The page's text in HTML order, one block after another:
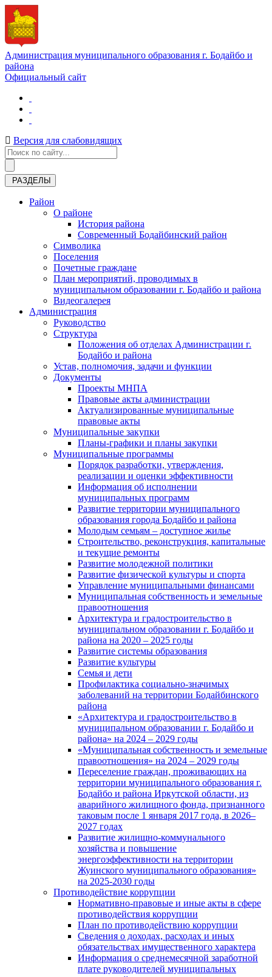
Администрация муниципального образования г. Бодайбо и
района
Официальный сайт
Версия для слабовидящих
РАЗДЕЛЫ
Район
О районе
История района
Современный Бодайбинский район
Символика
Поселения
Почетные граждане
План мероприятий, проводимых в
муниципальном образовании г. Бодайбо и района
Видеогалерея
Администрация
Руководство
Структура
Положения об отделах Администрации г.
Бодайбо и района
Устав, полномочия, задачи и функции
Документы
Проекты МНПА
Правовые акты администрации
Актуализированные муниципальные
правовые акты
Муниципальные закупки
Планы-графики и планы закупки
Муниципальные программы
Порядок разработки, утверждения,
реализации и оценки эффективности
Информация об исполнении
муниципальных программ
Развитие территории муниципального
образования города Бодайбо и района
Молодым семьям – доступное жилье
Строительство, реконструкция, капитальные
и текущие ремонты
Развитие молодежной политики
Развитие физической культуры и спорта
Управление муниципальными финансами
Муниципальная собственность и земельные
правоотношения
Архитектура и градостроительство в
муниципальном образовании г. Бодайбо и
района на 2020 – 2025 годы
Развитие системы образования
Развитие культуры
Семья и дети
Профилактика социально-значимых
заболеваний на территории Бодайбинского
района
«Архитектура и градостроительство в
муниципальном образовании г. Бодайбо и
района» на 2024 – 2029 годы
«Муниципальная собственность и земельные
правоотношения» на 2024 – 2029 годы
Переселение граждан, проживающих на
территории муниципального образования г.
Бодайбо и района Иркутской области, из
аварийного жилищного фонда, признанного
таковым после 1 января 2017 года, в 2026–
2027 годах
Развитие жилищно-коммунального
хозяйства и повышение
энергоэффективности на территории
Жуинского муниципального образования»
на 2025-2030 годы
Противодействие коррупции
Нормативно-правовые и иные акты в сфере
противодействия коррупции
План по противодействию коррупции
Сведения о доходах, расходах и иных
обязательствах имущественного характера
Информация о среднемесячной заработной
плате руководителей муниципальных